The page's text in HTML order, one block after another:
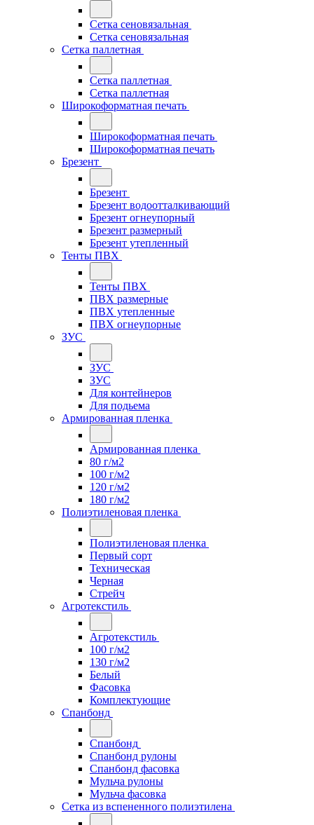
Сетка сеновязальная
Сетка сеновязальная
Сетка паллетная
Сетка паллетная
Сетка паллетная
Широкоформатная печать
Широкоформатная печать
Широкоформатная печать
Брезент
Брезент
Брезент водоотталкивающий
Брезент огнеупорный
Брезент размерный
Брезент утепленный
Тенты ПВХ
Тенты ПВХ
ПВХ размерные
ПВХ утепленные
ПВХ огнеупорные
ЗУС
ЗУС
ЗУС
Для контейнеров
Для подьема
Армированная пленка
Армированная пленка
80 г/м2
100 г/м2
120 г/м2
180 г/м2
Полиэтиленовая пленка
Полиэтиленовая пленка
Первый сорт
Техническая
Черная
Стрейч
Агротекстиль
Агротекстиль
100 г/м2
130 г/м2
Белый
Фасовка
Комплектующие
Спанбонд
Спанбонд
Спанбонд рулоны
Спанбонд фасовка
Мульча рулоны
Мульча фасовка
Сетка из вспененного полиэтилена